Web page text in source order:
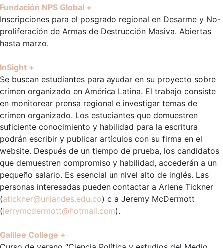
Fundación NPS Global +
Inscripciones para el posgrado regional en Desarme y No-
proliferación de Armas de Destrucción Masiva. Abiertas
hasta marzo.
InSight +
Se buscan estudiantes para ayudar en su proyecto sobre
crimen organizado en América Latina. El trabajo consiste
en monitorear prensa regional e investigar temas de
crimen organizado. Los estudiantes que demuestren
suficiente conocimiento y habilidad para la escritura
podrán escribir y publicar artículos con su firma en el
website. Después de un tiempo de prueba, los candidatos
que demuestren compromiso y habilidad, accederán a un
pequeño salario. Es esencial un nivel alto de inglés. Las
personas interesadas pueden contactar a Arlene Tickner
(atickner@uniandes.edu.co) o a Jeremy McDermott
(jerrymcdermott@hotmail.com).
Galilee College +